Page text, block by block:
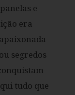
e
era
segredos
tudo que